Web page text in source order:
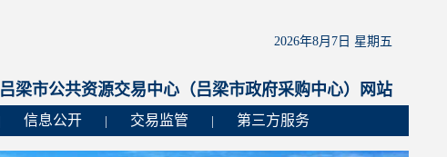
2026年8月7日 星期五
吕梁市公共资源交易中心（吕梁市政府采购中心）网站
信息公开 交易监管 第三方服务